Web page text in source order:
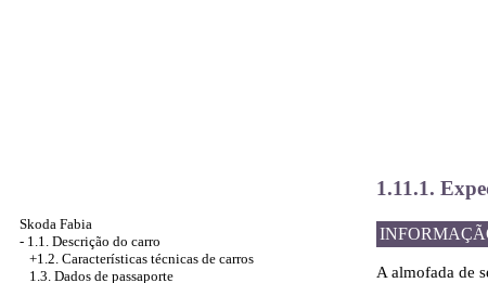
Skoda Fabia
- 1.1. Descrição do carro
+1.2. Características técnicas de carros
1.3. Dados de passaporte
1.11.1.
A almofada de